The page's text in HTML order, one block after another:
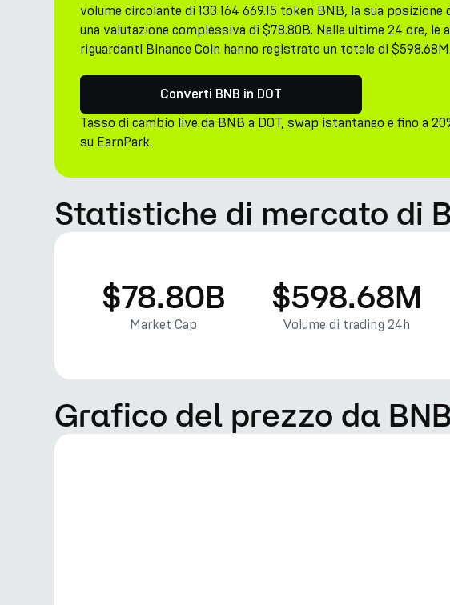
Azienda
volume circolante di 133 164 669.15 token BNB, la sua
una valutazione complessiva di $78.80B. Nelle ultime 24 ore,
riguardanti Binance Coin hanno registrato un totale di $598.68M.
Converti BNB in DOT
Tasso di cambio live da BNB a DOT, swap istantaneo e fino a
su EarnPark.
Statistiche di mercato di
$78.80B
Market Cap
$598.68M
Volume di trading 24h
Grafico del prezzo da